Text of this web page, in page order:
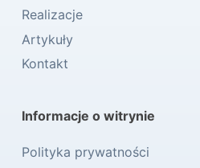
Realizacje
Artykuły
Kontakt
Informacje o witrynie
Polityka prywatności